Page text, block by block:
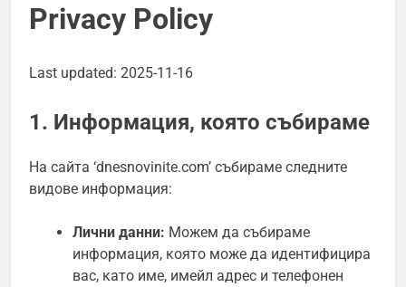
Privacy Policy
Last updated: 2025-11-16
1. Информация, която събираме
На сайта ‘dnesnovinite.com’ събираме следните
видове информация:
Лични данни: Можем да събираме
информация, която може да идентифицира
вас, като име, имейл адрес и телефонен